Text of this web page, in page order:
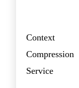
Context
Compression
Service